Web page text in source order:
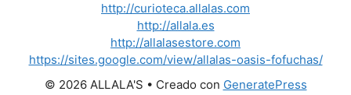
http://curioteca.allalas.com
http://allala.es
http://allalasestore.com
https://sites.google.com/view/allalas-oasis-fofuchas/
© 2026 ALLALA'S • Creado con GeneratePress